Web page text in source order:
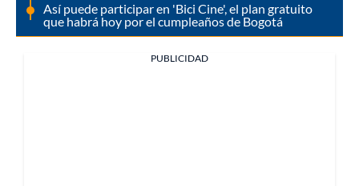
Así puede participar en 'Bici Cine', el plan gratuito
que habrá hoy por el cumpleaños de Bogotá
PUBLICIDAD